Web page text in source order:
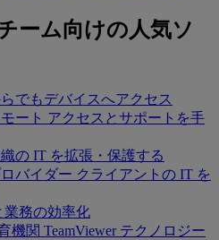
ーム向けの人気ソ
でもデバイスへアクセス
モート アクセスとサポートを手
の IT を拡張・保護する
バイダー クライアントの IT を
業務の効率化
機関 TeamViewer テクノロジー